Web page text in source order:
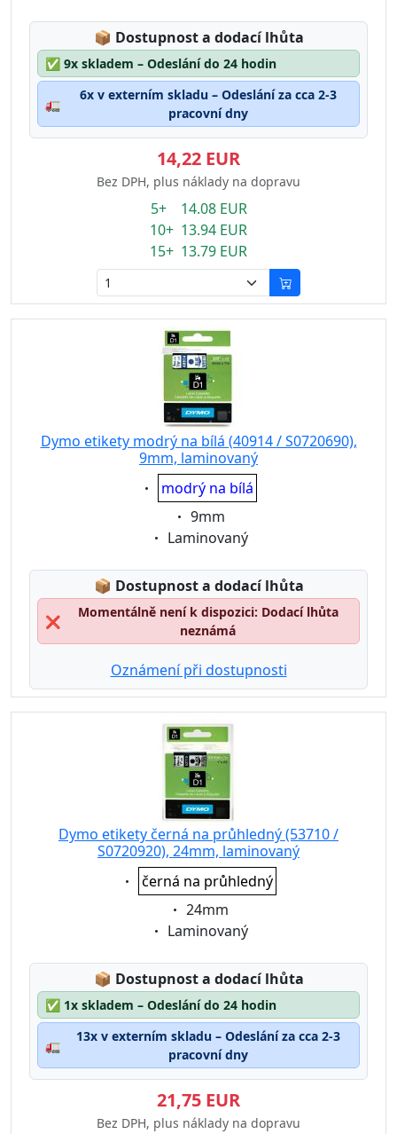
📦 Lagerstatus:
Dostupnost a dodací lhůta
✅ 9x skladem – Odeslání do 24 hodin
🚛
6x v externím skladu – Odeslání za cca 2-3
pracovní dny
14,22 EUR
Bez DPH, plus náklady na dopravu
5+ 14.08 EUR
10+ 13.94 EUR
15+ 13.79 EUR
Dymo etikety modrý na bílá (40914 / S0720690),
9mm, laminovaný
Eigenschaft:
modrý na bílá
Eigenschaft:
9mm
Eigenschaft:
Laminovaný
📦 Lagerstatus:
Dostupnost a dodací lhůta
❌
Momentálně není k dispozici: Dodací lhůta
neznámá
Oznámení při dostupnosti
Dymo etikety černá na průhledný (53710 /
S0720920), 24mm, laminovaný
Eigenschaft:
černá na průhledný
Eigenschaft:
24mm
Eigenschaft:
Laminovaný
📦 Lagerstatus:
Dostupnost a dodací lhůta
✅ 1x skladem – Odeslání do 24 hodin
🚛
13x v externím skladu – Odeslání za cca 2-3
pracovní dny
21,75 EUR
Bez DPH, plus náklady na dopravu